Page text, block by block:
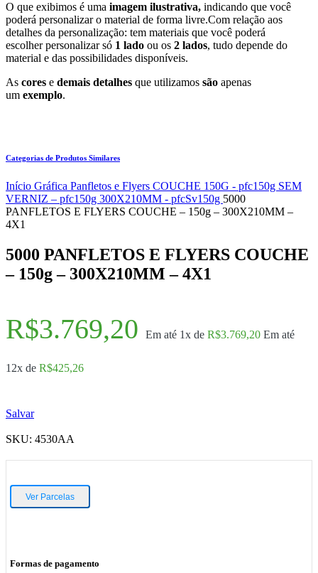
O que exibimos é uma imagem ilustrativa, indicando que você
poderá personalizar o material de forma livre.Com relação aos
detalhes da personalização: tem materiais que você poderá
escolher personalizar só 1 lado ou os 2 lados, tudo depende do
material e das possibilidades disponíveis.
As cores e demais detalhes que utilizamos são apenas
um exemplo.
Categorias de Produtos Similares
Início Gráfica Panfletos e Flyers COUCHE 150G - pfc150g SEM
VERNIZ – pfc150g 300X210MM - pfcSv150g 5000
PANFLETOS E FLYERS COUCHE – 150g – 300X210MM –
4X1
5000 PANFLETOS E FLYERS COUCHE
– 150g – 300X210MM – 4X1
R$3.769,20 Em até 1x de R$3.769,20 Em até
12x de R$425,26
Salvar
SKU: 4530AA
Ver Parcelas
Formas de pagamento